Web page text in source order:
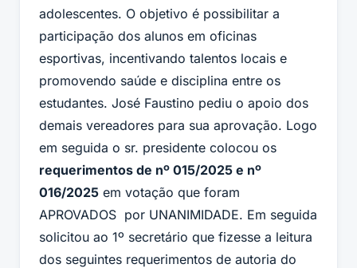
adolescentes. O objetivo é possibilitar a
participação dos alunos em oficinas
esportivas, incentivando talentos locais e
promovendo saúde e disciplina entre os
estudantes. José Faustino pediu o apoio dos
demais vereadores para sua aprovação. Logo
em seguida o sr. presidente colocou os
requerimentos de nº 015/2025 e nº
016/2025 em votação que foram
APROVADOS por UNANIMIDADE. Em seguida
solicitou ao 1º secretário que fizesse a leitura
dos seguintes requerimentos de autoria do